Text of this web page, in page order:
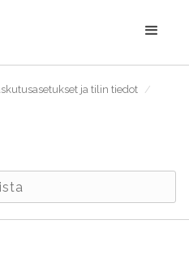
ja tilin tiedot /